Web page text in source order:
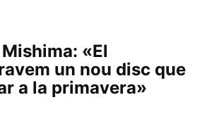
«El
un nou disc que
a la primavera»